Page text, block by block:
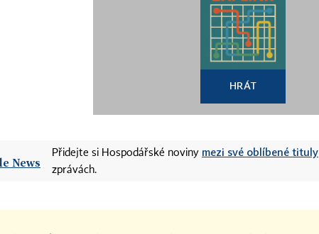
HRÁT
Přidejte si Hospodářské noviny mezi své oblíbené tituly
zprávách.